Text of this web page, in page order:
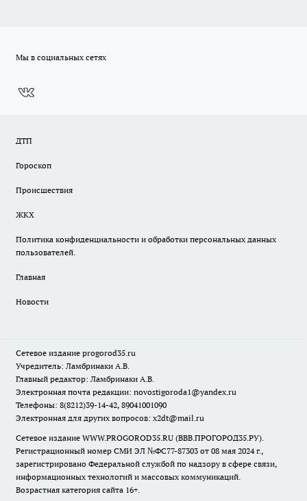
Мы в социальных сетях
ДТП
Гороскоп
Происшествия
ЖКХ
Политика конфиденциальности и обработки персональных данных
пользователей.
Главная
Новости
Сетевое издание progorod35.ru
Учредитель: Ламбринаки А.В.
Главный редактор: Ламбринаки А.В.
Электронная почта редакции: novostigoroda1@yandex.ru
Телефоны: 8(8212)39-14-42, 89041001090
Электронная для других вопросов: x2dt@mail.ru
Сетевое издание WWW.PROGOROD35.RU (ВВВ.ПРОГОРОД35.РУ).
Регистрационный номер СМИ ЭЛ №ФС77-87303 от 08 мая 2024 г.,
зарегистрировано Федеральной службой по надзору в сфере связи,
информационных технологий и массовых коммуникаций.
Возрастная категория сайта 16+.